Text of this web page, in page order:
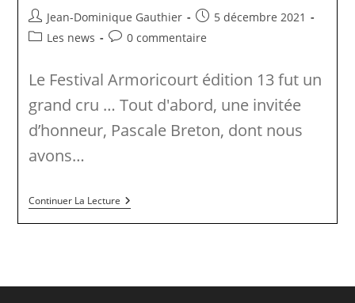
Auteur/autrice
de
Jean-Dominique Gauthier
Publication
publiée :
5 décembre 2021
PostLes news
Commentaires
publication :
0 commentaire
Le Festival Armoricourt édition 13 fut un
grand cru … Tout d'abord, une invitée
d’honneur, Pascale Breton, dont nous
avons…
Continuer La LectureFestival
Armoricourt
Éd